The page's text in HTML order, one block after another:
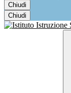
Chiudi
Chiudi